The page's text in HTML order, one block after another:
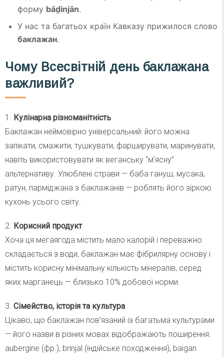
форму bāḏinjān.
У нас та багатьох країн Кавказу прижилося слово
баклажан.
Чому Всесвітній день баклажана
важливий?
1. Кулінарна різноманітність
Баклажан неймовірно універсальний: його можна
запікати, смажити, тушкувати, фарширувати, маринувати,
навіть використовувати як веганську “м’ясну”
альтернативу. Улюблені страви — баба гануш, мусака,
ратун, парміджана з баклажанів — роблять його зіркою
кухонь усього світу.
2. Корисний продукт
Хоча ця мегаягода містить мало калорій і переважно
складається з води, баклажан має фібрилярну основу і
містить корисну мінімальну кількість мінералів, серед
яких марганець — близько 10% добової норми.
3. Сімейство, історія та культура
Цікаво, що баклажан пов’язаний із багатьма культурами
— його назви в різних мовах відображають поширення:
aubergine (фр.), brinjal (індійське походження), baigan